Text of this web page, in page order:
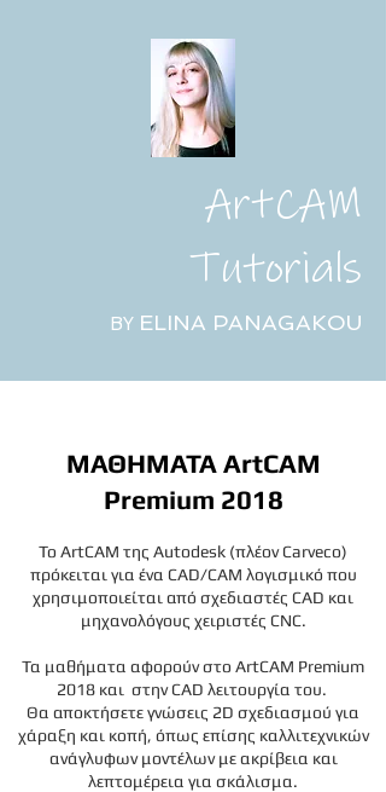
ArtCAM
Tutorials
BY ELINA PANAGAKOU
ΜΑΘΗΜΑΤΑ ArtCAM
Premium 2018
Το ArtCAM της Autodesk (πλέον Carveco)
πρόκειται για ένα CAD/CAM λογισμικό που
χρησιμοποιείται από σχεδιαστές CAD και
μηχανολόγους χειριστές CNC.
Τα μαθήματα αφορούν στο ArtCAM Premium
2018 και στην CAD λειτουργία του.
Θα αποκτήσετε γνώσεις 2D σχεδιασμού για
χάραξη και κοπή, όπως επίσης καλλιτεχνικών
ανάγλυφων μοντέλων με ακρίβεια και
λεπτομέρεια για σκάλισμα.